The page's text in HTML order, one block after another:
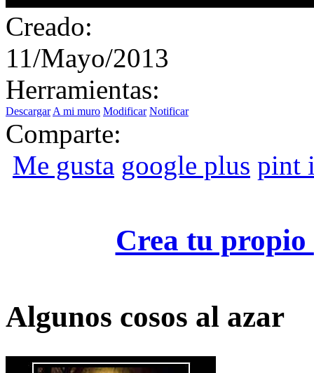
Creado:
11/Mayo/2013
Herramientas:
Descargar A mi muro Modificar Notificar
Comparte:
Me gusta google plus pint
Crea tu propio
Algunos cosos al azar